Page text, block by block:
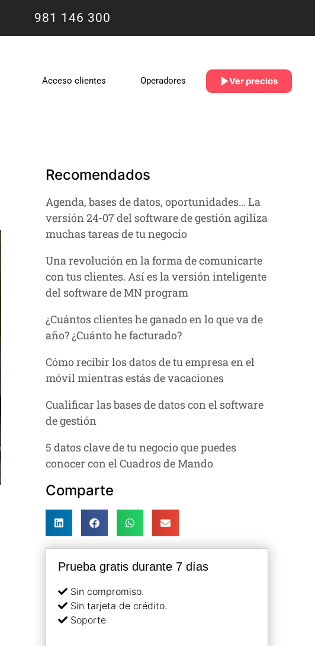
981 146 300
Acceso clientes Operadores Ver precios
Recomendados
Agenda, bases de datos, oportunidades… La
versión 24-07 del software de gestión agiliza
muchas tareas de tu negocio
Una revolución en la forma de comunicarte
con tus clientes. Así es la versión inteligente
del software de MN program
¿Cuántos clientes he ganado en lo que va de
año? ¿Cuánto he facturado?
Cómo recibir los datos de tu empresa en el
móvil mientras estás de vacaciones
Cualificar las bases de datos con el software
de gestión
5 datos clave de tu negocio que puedes
conocer con el Cuadros de Mando
Comparte
Prueba gratis durante 7 días
Sin compromiso.
Sin tarjeta de crédito.
Soporte